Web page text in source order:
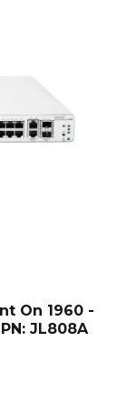
On 1960 -
JL808A